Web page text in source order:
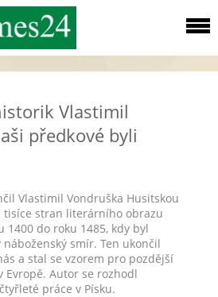
Vlastimil
předkové byli
Vlastimil Vondruška Husitskou
tisíce stran literárního obrazu
1400 do roku 1485, kdy byl
smír. Ten ukončil
a stal se vzorem pro pozdější
Autor se rozhodl
práce v Písku.